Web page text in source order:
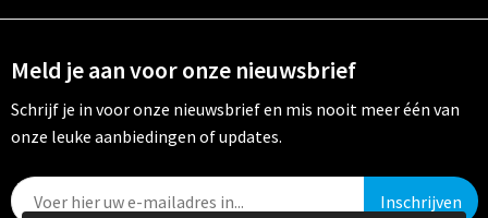
Meld je aan voor onze nieuwsbrief
Schrijf je in voor onze nieuwsbrief en mis nooit meer één van
onze leuke aanbiedingen of updates.